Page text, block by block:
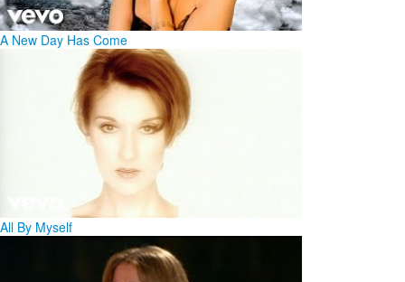
A New Day Has Come
All By Myself